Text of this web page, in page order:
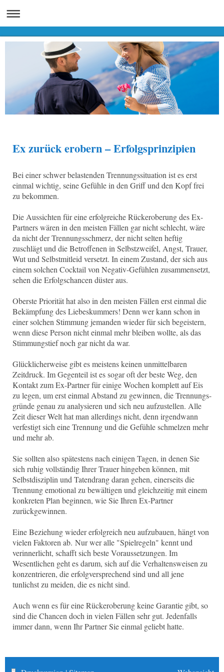
Ex zurück erobern – Erfolgsprinzipien
Bei einer schwer belastenden Trennungssituation ist es erst
einmal wichtig, seine Gefühle in den Griff und den Kopf frei
zu bekommen.
Die Aussichten für eine erfolgreiche Rückeroberung des Ex-
Partners wären in den meisten Fällen gar nicht schlecht, wäre
da nicht der Trennungsschmerz, der nicht selten heftig
zuschlägt und die Betroffenen in Selbstzweifel, Angst, Trauer,
Wut und Selbstmitleid versetzt. In einem Zustand, der sich aus
einem solchen Cocktail von Negativ-Gefühlen zusammensetzt,
sehen die Erfolgschancen düster aus.
Oberste Priorität hat also in den meisten Fällen erst einmal die
Bekämpfung des Liebeskummers! Denn wer kann schon in
einer solchen Stimmung jemanden wieder für sich begeistern,
wenn diese Person nicht einmal mehr bleiben wollte, als das
Stimmungstief noch gar nicht da war.
Glücklicherweise gibt es meistens keinen unmittelbaren
Zeitdruck. Im Gegenteil ist es sogar oft der beste Weg, den
Kontakt zum Ex-Partner für einige Wochen komplett auf Eis
zu legen, um erst einmal Abstand zu gewinnen, die Trennungs-
gründe genau zu analysieren und sich neu aufzustellen. Alle
Zeit dieser Welt hat man allerdings nicht, denn irgendwann
verfestigt sich eine Trennung und die Gefühle schmelzen mehr
und mehr ab.
Sie sollten also spätestens nach einigen Tagen, in denen Sie
sich ruhig vollständig Ihrer Trauer hingeben können, mit
Selbstdisziplin und Tatendrang daran gehen, einerseits die
Trennung emotional zu bewältigen und gleichzeitig mit einem
konkreten Plan beginnen, wie Sie Ihren Ex-Partner
zurückgewinnen.
Eine Beziehung wieder erfolgreich neu aufzubauen, hängt von
vielen Faktoren ab. Nur wer alle "Spielregeln" kennt und
verinnerlicht, schafft sich beste Voraussetzungen. Im
Wesentlichen geht es darum, sich auf die Verhaltensweisen zu
konzentrieren, die erfolgversprechend sind und all jene
tunlichst zu meiden, die es nicht sind.
Auch wenn es für eine Rückeroberung keine Garantie gibt, so
sind die Chancen doch in vielen Fällen sehr gut. Jedenfalls
immer dann, wenn Ihr Partner Sie einmal geliebt hatte.